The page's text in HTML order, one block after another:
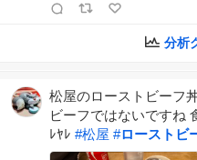
分析
松屋のローストビーフ
ビーフではないですね
ﾚﾔﾚ #松屋 #ローストビ